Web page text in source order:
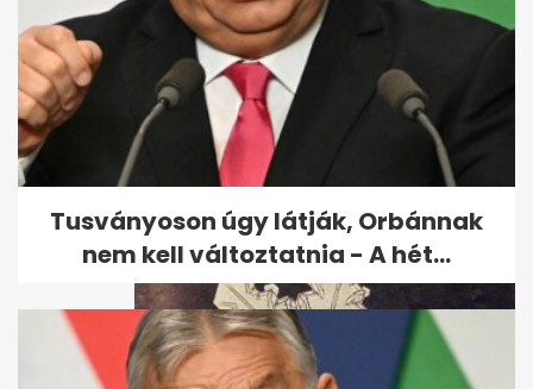
Leesett az első hó - ezeket az
utakat most jobb elkerülni
Tusványoson úgy látják, Orbánnak
nem kell változtatnia - A hét...